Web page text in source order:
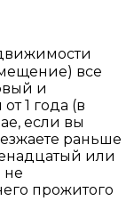
все
и
1 года (в
если вы
раньше
или
не
прожитого